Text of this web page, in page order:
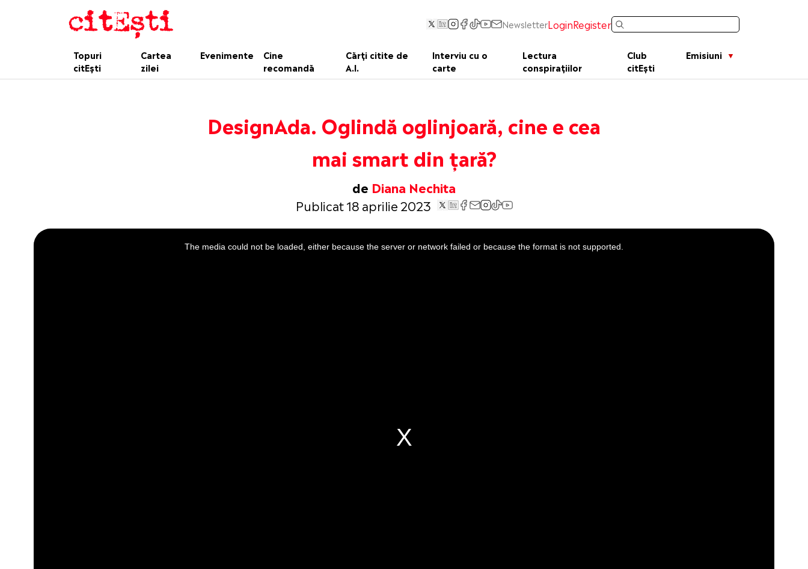
NewsletterLoginRegister
Topuri
citEști
Cartea
zilei
Evenimente
Cine
recomandă
Cărți citite de
A.I.
Interviu cu o
carte
Lectura
conspirațiilor
Club
citEști
Emisiuni
DesignAda. Oglindă oglinjoară, cine e cea
mai smart din țară?
de Diana Nechita
Publicat 18 aprilie 2023
This
is
a
The media could not be loaded, either because the server or network failed or because the format is not supported.